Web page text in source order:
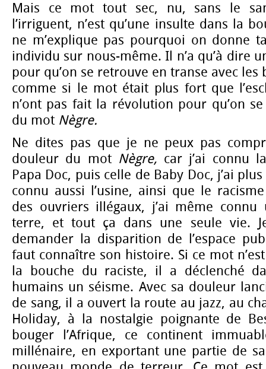
Mais ce mot tout sec, nu, sans le
l’irriguent, n’est qu’une insulte dans la
ne m’explique pas pourquoi on donne
individu sur nous-même. Il n’a qu’à dire
pour qu’on se retrouve en transe avec les
comme si le mot était plus fort que
n’ont pas fait la révolution pour qu’on
du mot Nègre.
Ne dites pas que je ne peux pas
douleur du mot Nègre, car j’ai connu
Papa Doc, puis celle de Baby Doc, j’ai
connu aussi l’usine, ainsi que le
des ouvriers illégaux, j’ai même
terre, et tout ça dans une seule vie.
demander la disparition de l’espace
faut connaître son histoire. Si ce mot
la bouche du raciste, il a déclenché
humains un séisme. Avec sa douleur
de sang, il a ouvert la route au jazz, au
Holiday, à la nostalgie poignante de
bouger l’Afrique, ce continent
millénaire, en exportant une partie de